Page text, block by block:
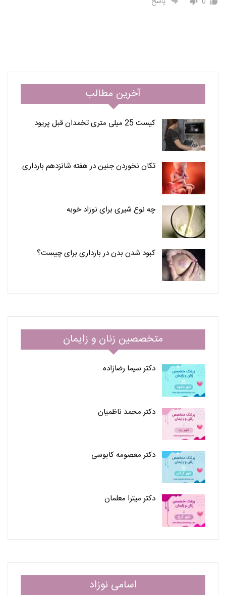
آخرین مطالب
کیست 25 میلی متری تخمدان قبل پریود
تکان نخوردن جنین در هفته شانزدهم بارداری
چه نوع شیری برای نوزاد خوبه
کبود شدن بدن در بارداری برای چیست؟
متخصصین زنان و زایمان
دکتر سیما رضازاده
دکتر محمد ناظمیان
دکتر معصومه کابوسی
دکتر میترا معلمان
اسامی نوزاد